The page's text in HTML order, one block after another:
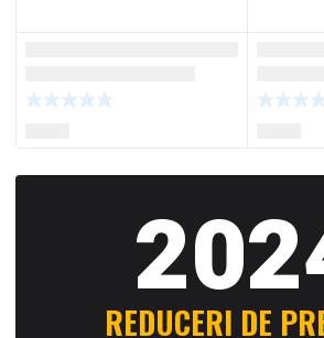
REDUCERI DE